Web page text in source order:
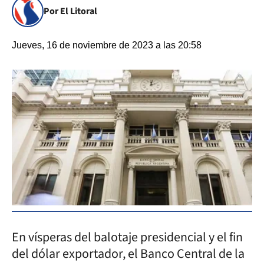
Por El Litoral
Jueves, 16 de noviembre de 2023 a las 20:58
En vísperas del balotaje presidencial y el fin
del dólar exportador, el Banco Central de la